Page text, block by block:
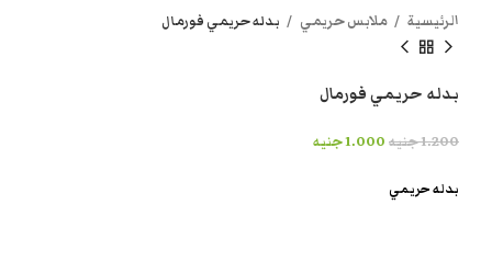
الرئيسية ملابس حريمي بدله حريمي فورمال
بدله حريمي فورمال
1.200جنيه 1.000جنيه
بدله حريمي